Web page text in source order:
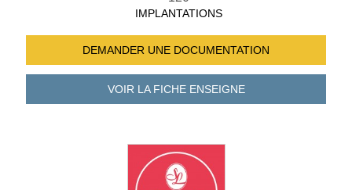
IMPLANTATIONS
DEMANDER UNE DOCUMENTATION
VOIR LA FICHEENSEIGNE